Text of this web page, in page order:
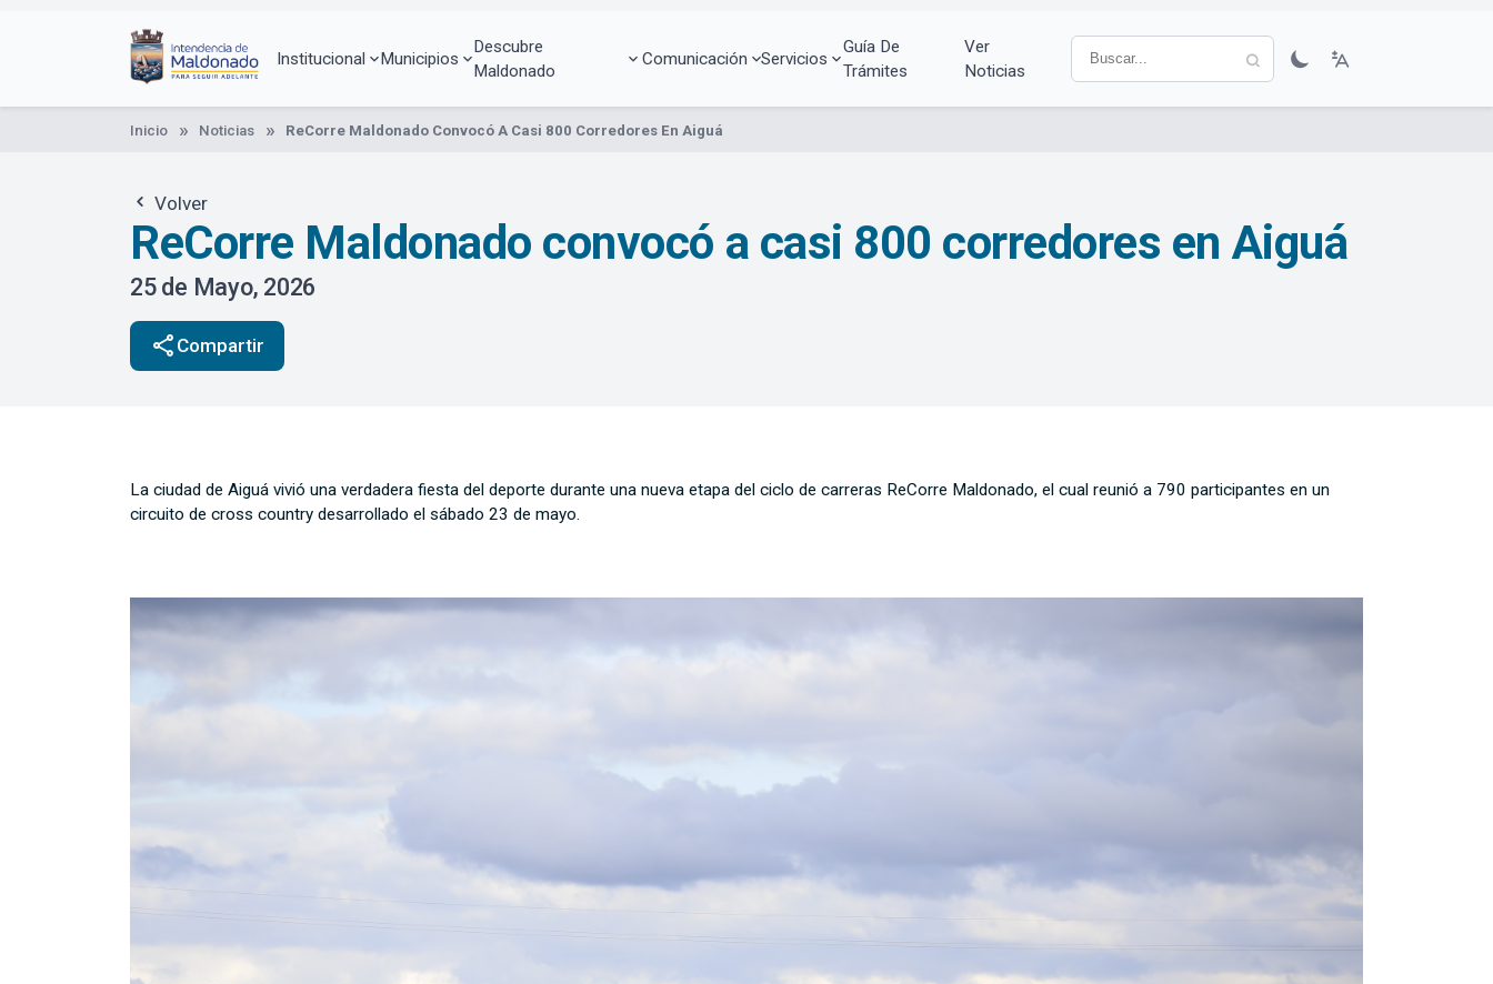
Institucional Municipios
Descubre
Maldonado
Comunicación Servicios
Guía De
Trámites
Ver
Noticias
Inicio Noticias ReCorre Maldonado Convocó A Casi 800 Corredores En Aiguá
Volver
ReCorre Maldonado convocó a casi 800 corredores en Aiguá
25 de Mayo, 2026
share Compartir
La ciudad de Aiguá vivió una verdadera fiesta del deporte durante una nueva etapa del ciclo de carreras ReCorre Maldonado, el cual reunió a 790 participantes en un
circuito de cross country desarrollado el sábado 23 de mayo.